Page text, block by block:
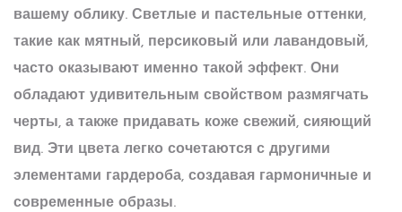
вашему облику. Светлые и пастельные оттенки,
такие как мятный, персиковый или лавандовый,
часто оказывают именно такой эффект. Они
обладают удивительным свойством размягчать
черты, а также придавать коже свежий, сияющий
вид. Эти цвета легко сочетаются с другими
элементами гардероба, создавая гармоничные и
современные образы.